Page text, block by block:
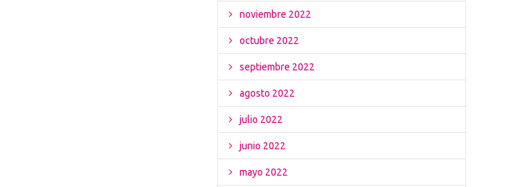
noviembre 2022
octubre 2022
septiembre 2022
agosto 2022
julio 2022
junio 2022
mayo 2022